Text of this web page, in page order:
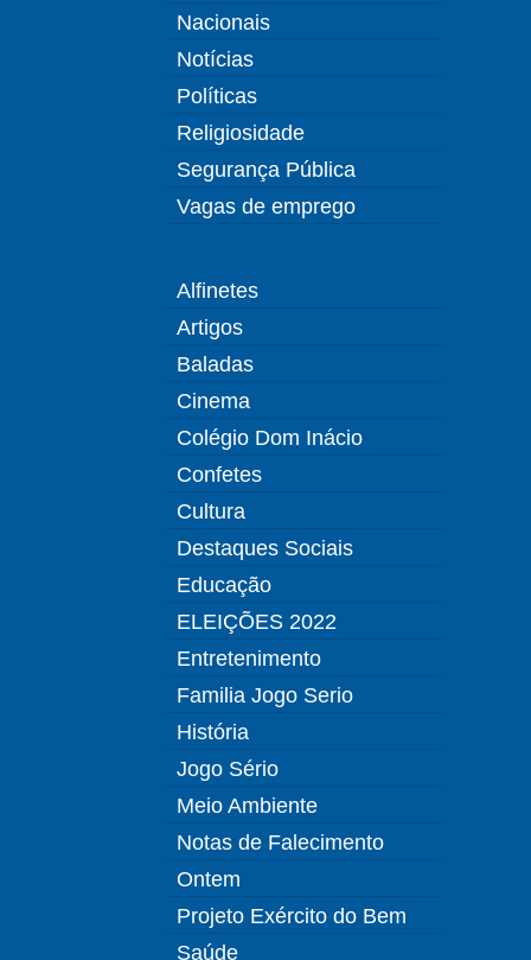
Nacionais
Notícias
Políticas
Religiosidade
Segurança Pública
Vagas de emprego
Alfinetes
Artigos
Baladas
Cinema
Colégio Dom Inácio
Confetes
Cultura
Destaques Sociais
Educação
ELEIÇÕES 2022
Entretenimento
Familia Jogo Serio
História
Jogo Sério
Meio Ambiente
Notas de Falecimento
Ontem
Projeto Exército do Bem
Saúde